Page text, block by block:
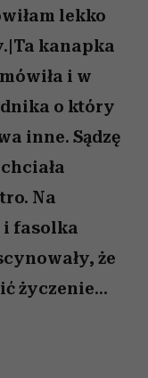
lekko
kanapka
i w
o który
inne. Sądzę
Na
i fasolka
że
życzenie...